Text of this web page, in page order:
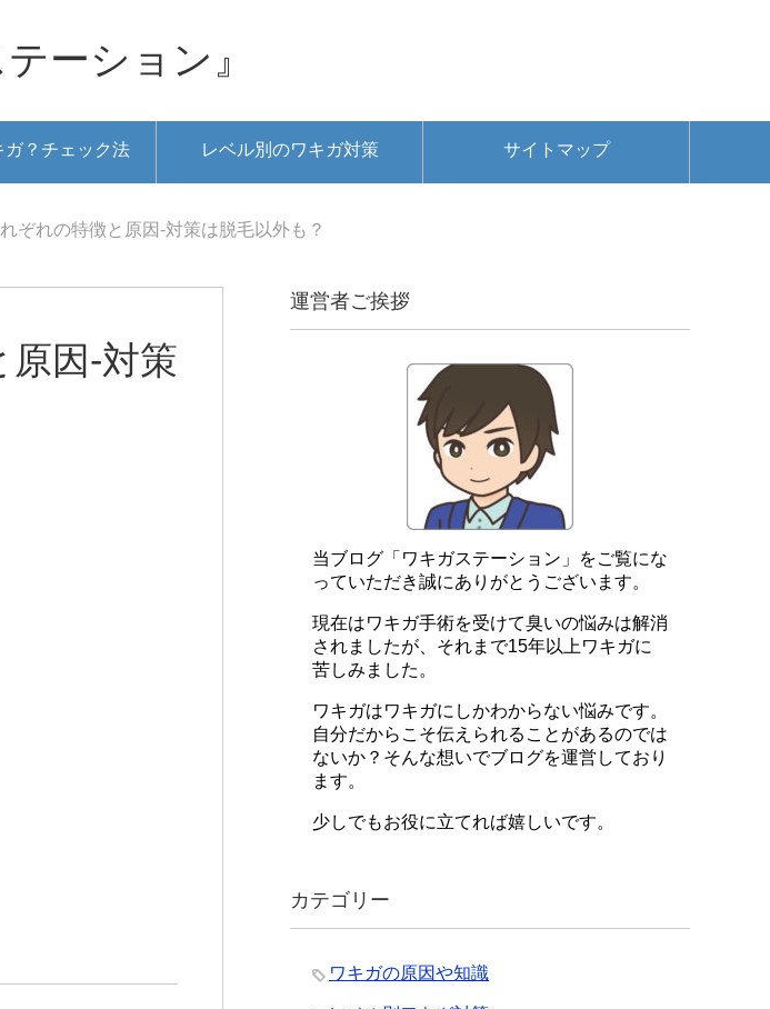
ーション』
ガ？チェック法 レベル別のワキガ対策 サイトマップ
ぞれの特徴と原因-対策は脱毛以外も？
原因-対策
運営者ご挨拶
当ブログ「ワキガステーション」をご覧にな
っていただき誠にありがとうございます。
現在はワキガ手術を受けて臭いの悩みは解消
されましたが、それまで15年以上ワキガに
苦しみました。
ワキガはワキガにしかわからない悩みです。
自分だからこそ伝えられることがあるのでは
ないか？そんな想いでブログを運営しており
ます。
少しでもお役に立てれば嬉しいです。
カテゴリー
ワキガの原因や知識